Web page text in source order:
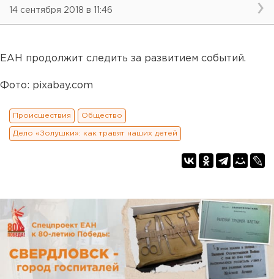
14 сентября 2018 в 11:46
ЕАН продолжит следить за развитием событий.
Фото: pixabay.com
Происшествия Общество
Дело «Золушки»: как травят наших детей